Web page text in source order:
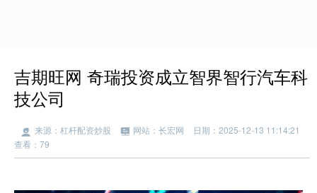
吉期旺网 奇瑞投资成立智界智行汽车科
技公司
来源：杠杆配资炒股 网站：长宏网
日期：2025-12-13 11:14:21
查看：79